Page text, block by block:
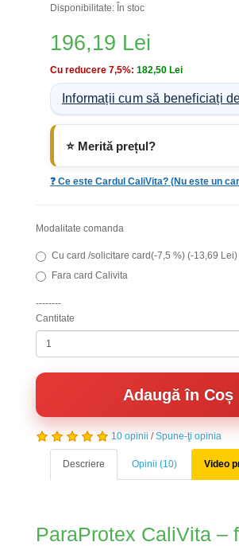
Disponibilitate: În stoc
196,19 Lei
Cu reducere 7,5%: 182,50 Lei
Informații cum să beneficiați
⭐ Merită prețul?
❓ Ce este Cardul CaliVita? (Nu este un
Modalitate comanda
Cu card /solicitare card(-7,5 %) (-13,69 Lei)
Fara card Calivita
--------
Cantitate
Adaugă în Coș
10 opinii /Spune-ţi opinia
Descriere Opinii (10) Video
ParaProtex CaliVita –